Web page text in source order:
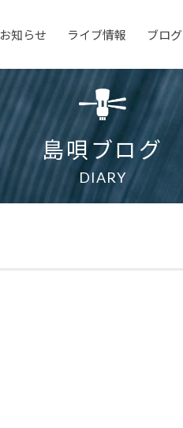
お知らせ ライブ情報 ブログ
島唄ブログ
DIARY